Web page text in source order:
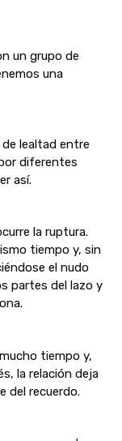
un grupo de
una
lealtad entre
diferentes
así.
la ruptura.
tiempo y, sin
el nudo
partes del lazo y
tiempo y,
la relación deja
del recuerdo.